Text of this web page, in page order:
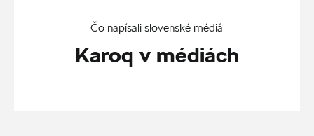
Čo napísali slovenské médiá
Karoq v médiách